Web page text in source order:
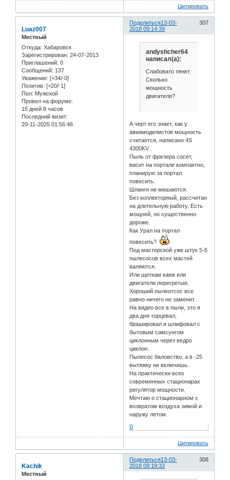
Цитировать
Поделиться 307
13-03-
2018 09:14:39
Luaz007
Местный
Откуда: Хабаровск
Зарегистрирован: 24-07-2013
Приглашений: 0
Сообщений: 137
Уважение: [+34/-0]
Позитив: [+20/-1]
Пол: Мужской
Провел на форуме:
15 дней 8 часов
Последний визит:
20-11-2025 01:56:46
andyshcher64
написал(а):
Слабовато тянет.
Сколько
мощность
двигателя?
А черт его знает, как у
авиамоделистов мощность
считается, написано 4S
4300KV.
Пыль от фрезера сосет,
висит на портале компактно,
планирую за портал
повесить.
Шланги не мешаются.
Без коллекторный, рассчитан
на длительную работу. Есть
мощней, но существенно
дороже.
Как Урал на портал
повесить?
Под мастерской уже штук 5-6
пылесосов всех мастей
валяются.
Или щеткам каюк или
двигатели перегретые.
Хороший пылеотсос все
равно ничего не заменит.
На видео все в пыли, это я
два дня торцевал,
брашировал и шлифовал с
бытовым самсунгом
циклонным через ведро
циклон.
Пылесос баловство, а в -25
вытяжку не включишь.
На практически всех
современных стационарах
регулятор мощности.
Мечтаю о стационарном с
возвратом воздуха зимой и
наружу летом.
0
Цитировать
Поделиться 308
13-03-
2018 09:19:33
Kachik
Местный